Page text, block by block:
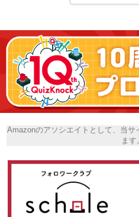
Amazonのアソシエイトとして、当
ます。